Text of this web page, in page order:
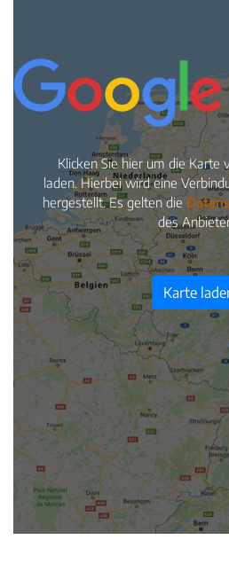
Klicken Sie hier um die Karte
laden. Hierbei wird eine
hergestellt. Es gelten die
des
Karte